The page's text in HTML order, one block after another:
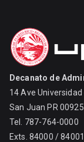
Decanato de
14 Ave Universidad
San Juan PR
Tel. 787-764-0000
Exts. 84000 / 84001